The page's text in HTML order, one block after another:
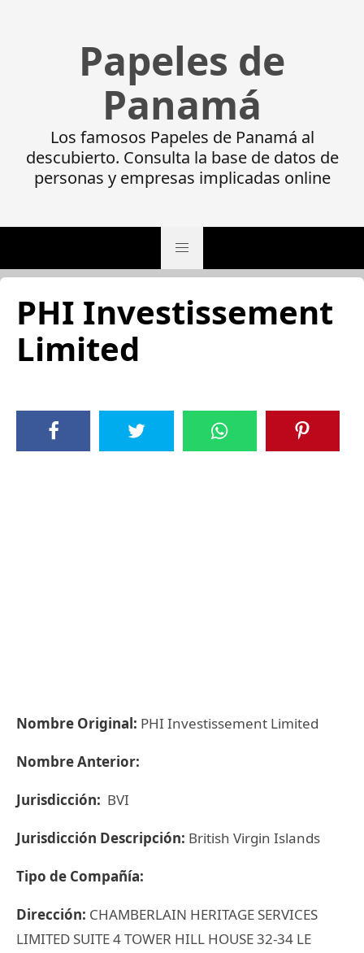
Papeles de
Panamá
Los famosos Papeles de Panamá al
descubierto. Consulta la base de datos de
personas y empresas implicadas online
PHI Investissement
Limited
Nombre Original: PHI Investissement Limited
Nombre Anterior:
Jurisdicción: BVI
Jurisdicción Descripción: British Virgin Islands
Tipo de Compañía:
Dirección: CHAMBERLAIN HERITAGE SERVICES
LIMITED SUITE 4 TOWER HILL HOUSE 32-34 LE